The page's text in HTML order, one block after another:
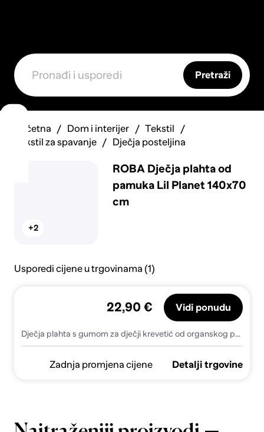
Pretraži
Početna Dom i interijer
Tekstil
Tekstil za spavanje
Dječja posteljina
+2
ROBA Dječja plahta od
pamuka Lil Planet 140x70
cm
Usporedi cijene u trgovinama (1)
Dječja plahta s gumom za dječji krevetić od organskog pamuka 140x70 cm Lil Planet – Roba
22,90 € Vidi ponudu
Zadnja promjena cijene Detalji trgovine